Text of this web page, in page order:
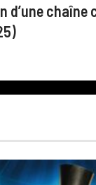
d’une chaîne